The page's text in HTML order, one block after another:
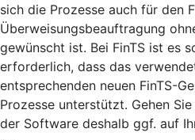
sich die Prozesse auch für den
Überweisungsbeauftragung
gewünscht ist. Bei FinTS ist es
erforderlich, dass das
entsprechenden neuen FinTS-
Prozesse unterstützt. Gehen
der Software deshalb ggf. auf